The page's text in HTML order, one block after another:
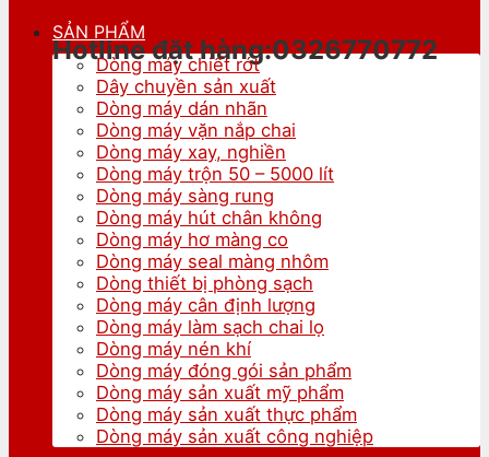
Hotline đặt hàng:0326770772
SẢN PHẨM
Dòng máy chiết rót
Dây chuyền sản xuất
Dòng máy dán nhãn
Dòng máy vặn nắp chai
Dòng máy xay, nghiền
Dòng máy trộn 50 – 5000 lít
Dòng máy sàng rung
Dòng máy hút chân không
Dòng máy hơ màng co
Dòng máy seal màng nhôm
Dòng thiết bị phòng sạch
Dòng máy cân định lượng
Dòng máy làm sạch chai lọ
Dòng máy nén khí
Dòng máy đóng gói sản phẩm
Dòng máy sản xuất mỹ phẩm
Dòng máy sản xuất thực phẩm
Dòng máy sản xuất công nghiệp